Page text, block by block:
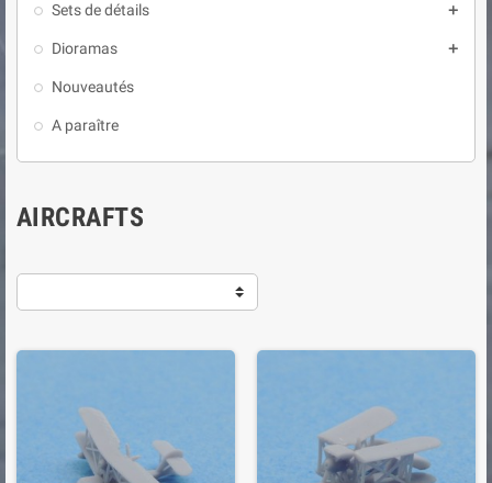
Sets de détails 
Dioramas 
Nouveautés
A paraître
AIRCRAFTS